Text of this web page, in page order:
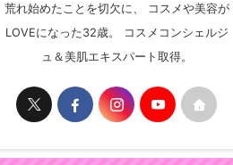
荒れ始めたことを切欠に、 コスメや美容が
LOVEになった32歳。 コスメコンシェルジ
ュ＆美肌エキスパート取得。